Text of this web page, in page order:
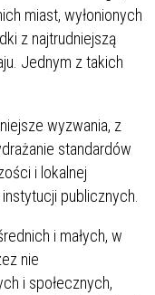
miast, wyłonionych
z najtrudniejszą
Jednym z takich
wyzwania, z
standardów
i lokalnej
publicznych.
i małych, w
nie
i społecznych,